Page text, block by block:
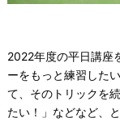
2022年度の平日講座
ーをもっと練習した
て、そのトリックを
たい！」などなど、